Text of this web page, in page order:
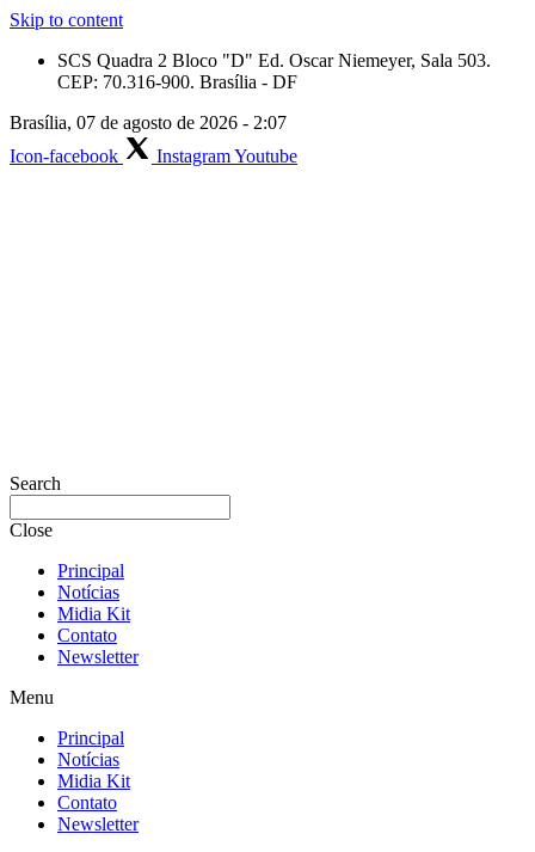
Skip to content
SCS Quadra 2 Bloco "D" Ed. Oscar Niemeyer, Sala 503.
CEP: 70.316-900. Brasília - DF
Brasília, 07 de agosto de 2026 - 2:07
Icon-facebook
InstagramYoutube
Search
Close
Principal
Notícias
Midia Kit
Contato
Newsletter
Menu
Principal
Notícias
Midia Kit
Contato
Newsletter